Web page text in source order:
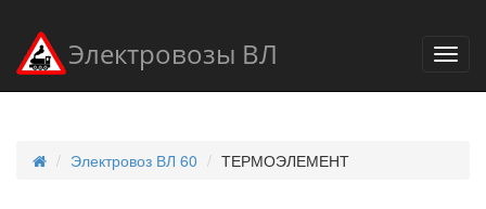
Электровозы ВЛ
Электровоз ВЛ 60 ТЕРМОЭЛЕМЕНТ